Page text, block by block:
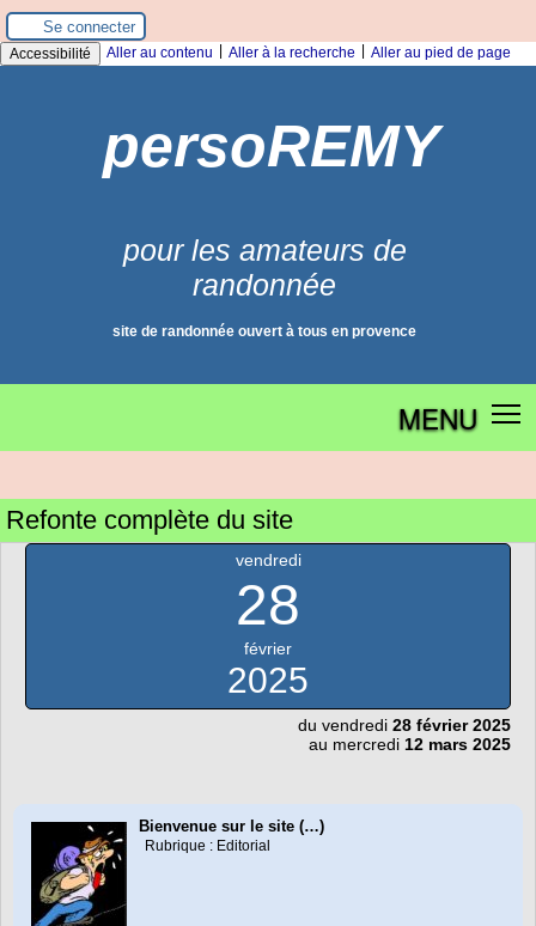
Panneau de gestion des cookies
Se connecter
Accessibilité Aller au contenu Aller à la recherche Aller au pied de page
persoREMY
pour les amateurs de
randonnée
site de randonnée ouvert à tous en provence
MENU
Refonte complète du site
vendredi
28
février
2025
du vendredi 28 février 2025
au mercredi 12 mars 2025
Bienvenue sur le site (…)
Rubrique : Editorial